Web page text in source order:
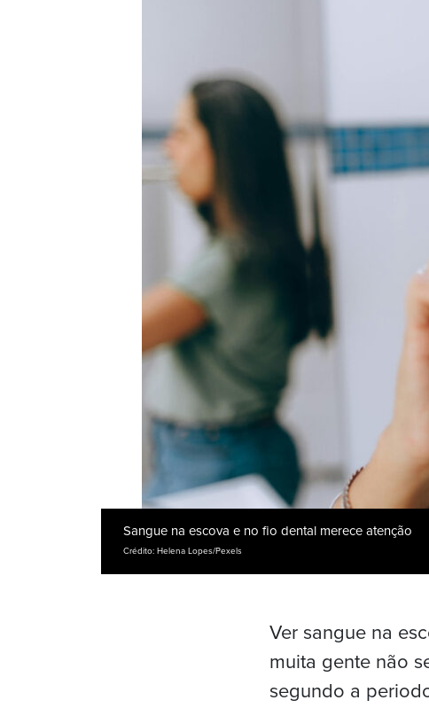
Sangue na escova e no fio dental merece atenção
Crédito: Helena Lopes/Pexels
Ver sangue na
muita gente não
segundo a